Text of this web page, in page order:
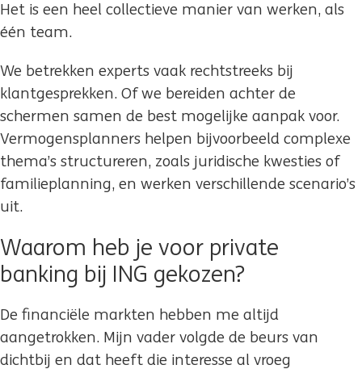
Het is een heel collectieve manier van werken, als
één team.
We betrekken experts vaak rechtstreeks bij
klantgesprekken. Of we bereiden achter de
schermen samen de best mogelijke aanpak voor.
Vermogensplanners helpen bijvoorbeeld complexe
thema’s structureren, zoals juridische kwesties of
familieplanning, en werken verschillende scenario’s
uit.
Waarom heb je voor private
banking bij ING gekozen?
De financiële markten hebben me altijd
aangetrokken. Mijn vader volgde de beurs van
dichtbij en dat heeft die interesse al vroeg